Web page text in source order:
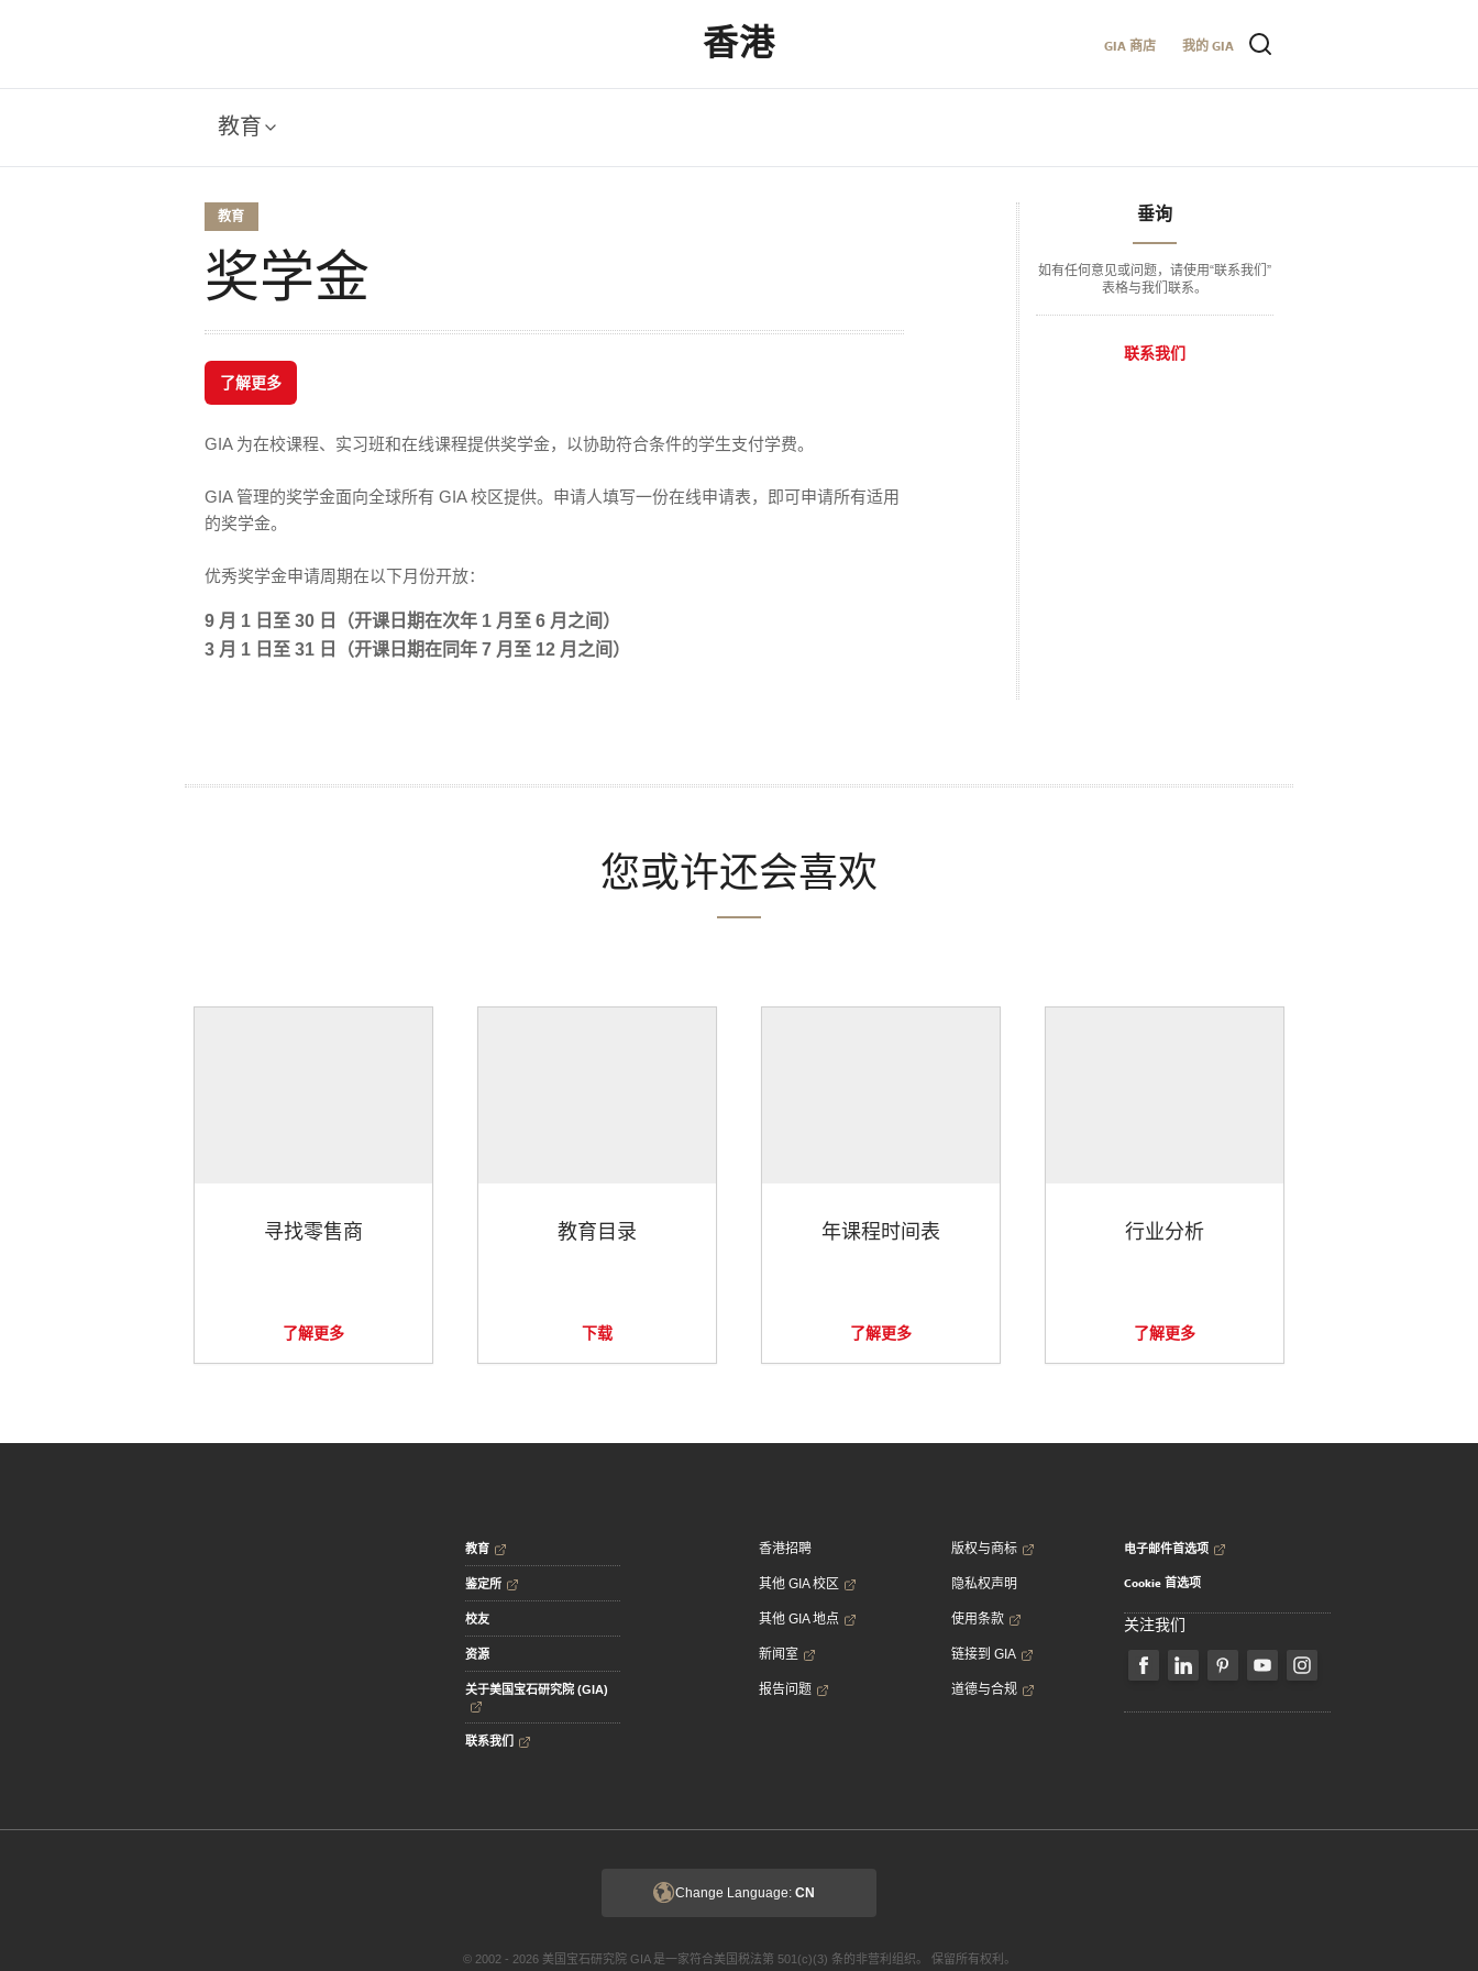
香港 GIA 商店 我的 GIA
教育
教育
奖学金
了解更多
GIA 为在校课程、实习班和在线课程提供奖学金，以协助符合条件的学生支付学费。
GIA 管理的奖学金面向全球所有 GIA 校区提供。申请人填写一份在线申请表，即可申请所有适用
的奖学金。
优秀奖学金申请周期在以下月份开放：
9 月 1 日至 30 日（开课日期在次年 1 月至 6 月之间）
3 月 1 日至 31 日（开课日期在同年 7 月至 12 月之间）
垂询
如有任何意见或问题，请使用“联系我们”
表格与我们联系。
联系我们
您或许还会喜欢
寻找零售商
了解更多
教育目录
下载
年课程时间表
了解更多
行业分析
了解更多
教育
鉴定所
校友
资源
关于美国宝石研究院 (GIA)
联系我们
香港招聘
其他 GIA 校区
其他 GIA 地点
新闻室
报告问题
版权与商标
隐私权声明
使用条款
链接到 GIA
道德与合规
电子邮件首选项
Cookie 首选项
关注我们
Change Language: CN
© 2002 - 2026 美国宝石研究院 GIA 是一家符合美国税法第 501(c)(3) 条的非营利组织。 保留所有权利。